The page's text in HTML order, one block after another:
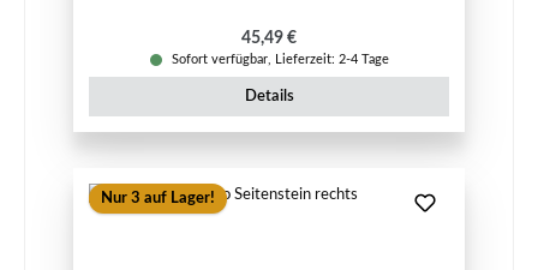
Regulärer Preis:
45,49 €
Sofort verfügbar, Lieferzeit: 2-4 Tage
Details
Nur 3 auf Lager!